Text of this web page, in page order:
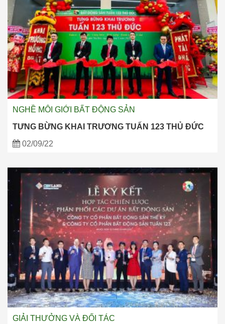
NGHỀ MÔI GIỚI BẤT ĐỘNG SẢN
TƯNG BỪNG KHAI TRƯƠNG TUẤN 123 THỦ ĐỨC
02/09/22
GIẢI THƯỞNG VÀ ĐỐI TÁC